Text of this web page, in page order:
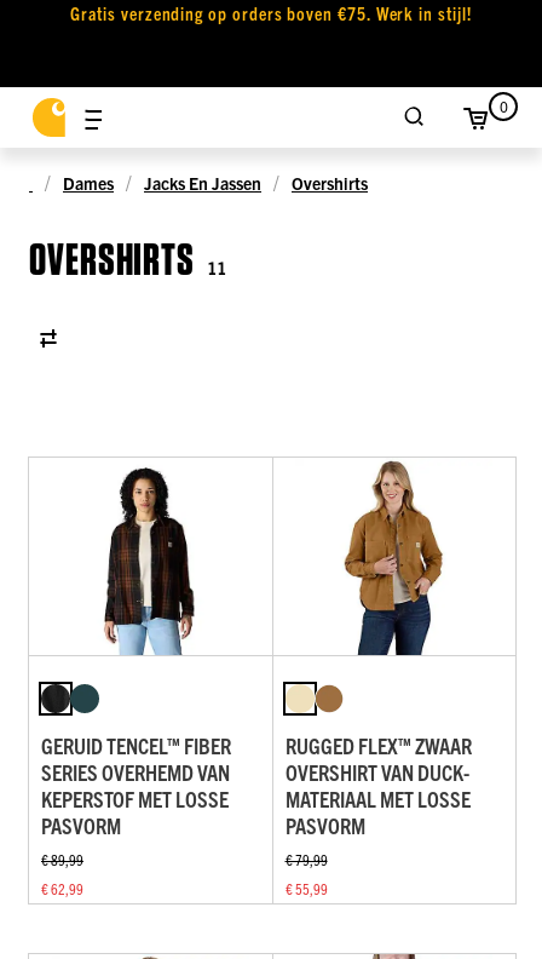
Gratis verzending op orders boven €75. Werk in stijl!
0
Dames Jacks En Jassen Overshirts
OVERSHIRTS 11
GERUID TENCEL™ FIBER
SERIES OVERHEMD VAN
KEPERSTOF MET LOSSE
PASVORM
€ 89,99
€ 62,99
RUGGED FLEX™ ZWAAR
OVERSHIRT VAN DUCK-
MATERIAAL MET LOSSE
PASVORM
€ 79,99
€ 55,99